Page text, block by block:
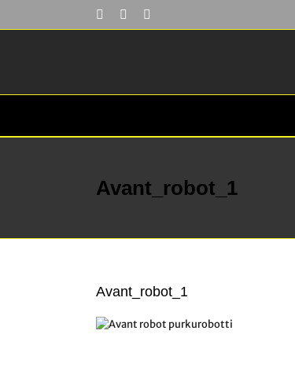
FacebookYouTube
Avant_robot_1
Avant_robot_1